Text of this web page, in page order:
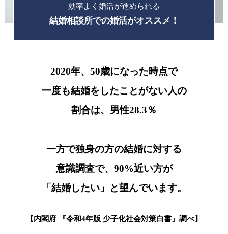
効率よく婚活が進められる
結婚相談所での婚活がオススメ！
2020年、50歳になった時点で
一度も結婚をしたことがない人の
割合は、男性28.3％
一方で独身の方の結婚に対する
意識調査で、 90%近い方が
「結婚したい」と望んでいます。
【内閣府 『令和4年版 少子化社会対策白書』調べ】